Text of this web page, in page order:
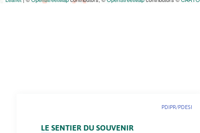
LE SENTIER DU SOUVENIR
PDIPR/PDESI